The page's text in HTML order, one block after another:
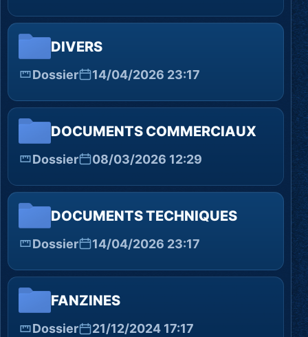
DIVERS
Dossier 14/04/2026 23:17
DOCUMENTS COMMERCIAUX
Dossier 08/03/2026 12:29
DOCUMENTS TECHNIQUES
Dossier 14/04/2026 23:17
FANZINES
Dossier 21/12/2024 17:17